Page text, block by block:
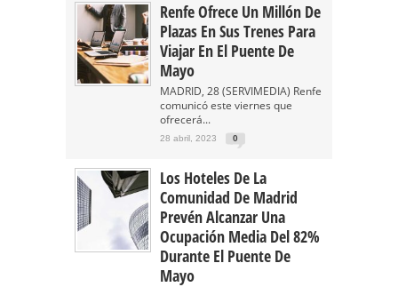
Renfe Ofrece Un Millón De
Plazas En Sus Trenes Para
Viajar En El Puente De
Mayo
MADRID, 28 (SERVIMEDIA) Renfe
comunicó este viernes que
ofrecerá...
28 abril, 2023 0
Los Hoteles De La
Comunidad De Madrid
Prevén Alcanzar Una
Ocupación Media Del 82%
Durante El Puente De
Mayo